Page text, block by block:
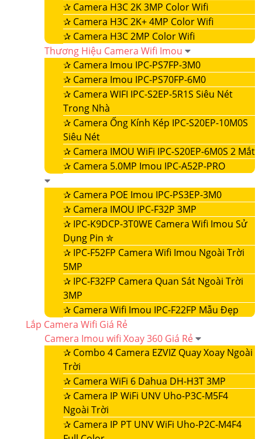
✰ Camera H3C 2K 3MP Color Wifi
✰ Camera H3C 2K+ 4MP Color Wifi
✰ Camera H3C 2MP Color Wifi
Thương Hiệu Camera Wifi Imou
✰ Camera Imou IPC-PS7FP-3M0
✰ Camera Imou IPC-PS70FP-6M0
✰ Camera WIFI IPC-S2EP-5R1S Siêu Nét
Trong Nhà
✰ Camera Ống Kính Kép IPC-S20EP-10M0S
Siêu Nét
✰ Camera IMOU WiFi IPC-S20EP-6M0S 2 Mắt
✰ Camera 5.0MP Imou IPC-A52P-PRO
✰ Camera POE Imou IPC-PS3EP-3M0
✰ Camera IMOU IPC-F32P 3MP
✰ IPC-K9DCP-3T0WE Camera Wifi Imou Sử
Dụng Pin ✮
✰ IPC-F52FP Camera Wifi Imou Ngoài Trời
5MP
✰ IPC-F32FP Camera Quan Sát Ngoài Trời
3MP
✰ Camera Wifi Imou IPC-F22FP Mẫu Đẹp
Lắp Camera Wifi Giá Rẻ
Camera Imou wifi Xoay 360 Giá Rẻ
✰ Combo 4 Camera EZVIZ Quay Xoay Ngoài
Trời
✰ Camera WiFi 6 Dahua DH-H3T 3MP
✰ Camera IP WiFi UNV Uho-P3C-M5F4
Ngoài Trời
✰ Camera IP PT UNV WiFi Uho-P2C-M4F4